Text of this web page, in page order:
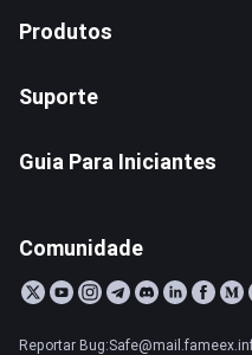
Produtos
Suporte
Guia Para Iniciantes
Comunidade
Reportar